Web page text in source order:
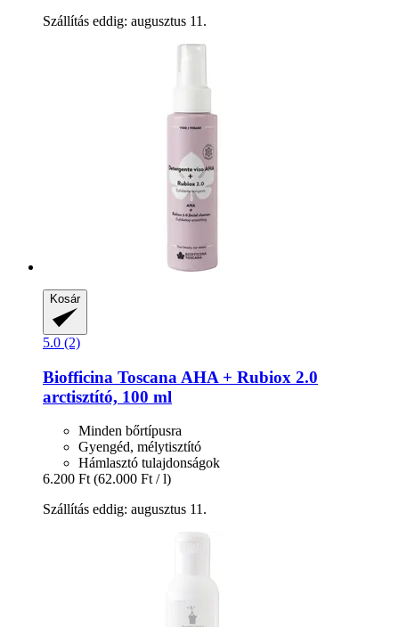
Szállítás eddig: augusztus 11.
Kosár
5.0 (2)
Biofficina Toscana AHA + Rubiox 2.0
arctisztító, 100 ml
Minden bőrtípusra
Gyengéd, mélytisztító
Hámlasztó tulajdonságok
6.200 Ft (62.000 Ft / l)
Szállítás eddig: augusztus 11.